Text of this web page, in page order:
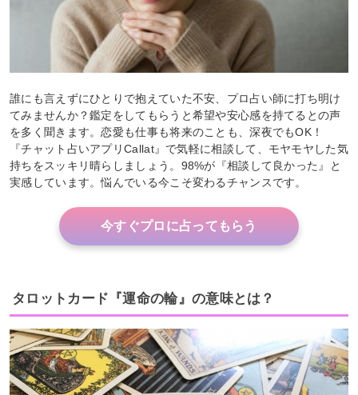
誰にも言えずにひとりで抱えていた不安、プロ占い師に打ち明け
てみませんか？鑑定をしてもらうと希望や安心感を持てるとの声
を多く聞きます。恋愛も仕事も将来のことも、深夜でもOK！
『チャット占いアプリCallat』で気軽に相談して、モヤモヤした気
持ちをスッキリ晴らしましょう。98%が『相談して良かった』と
実感しています。悩んでいる今こそ変わるチャンスです。
今すぐプロに占ってもらう
タロットカード『運命の輪』の意味とは？